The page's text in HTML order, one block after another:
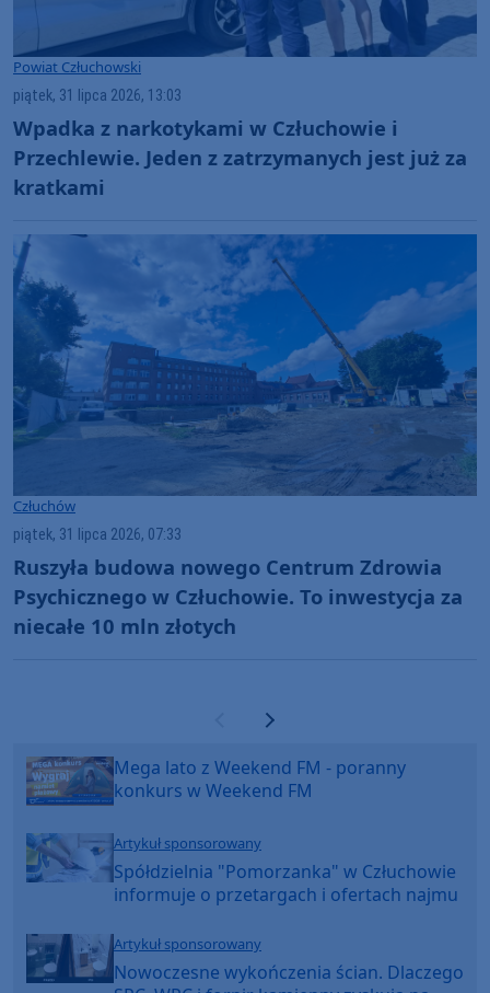
Powiat Człuchowski
piątek, 31 lipca 2026, 13:03
Wpadka z narkotykami w Człuchowie i
Przechlewie. Jeden z zatrzymanych jest już za
kratkami
Człuchów
piątek, 31 lipca 2026, 07:33
Ruszyła budowa nowego Centrum Zdrowia
Psychicznego w Człuchowie. To inwestycja za
niecałe 10 mln złotych
Poprzednia strona
Następna strona
Mega lato z Weekend FM - poranny
konkurs w Weekend FM
Artykuł sponsorowany
Spółdzielnia "Pomorzanka" w Człuchowie
informuje o przetargach i ofertach najmu
Artykuł sponsorowany
Nowoczesne wykończenia ścian. Dlaczego